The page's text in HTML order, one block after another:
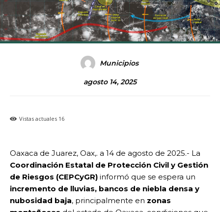
Municipios
agosto 14, 2025
Vistas actuales 16
Oaxaca de Juarez, Oax,. a 14 de agosto de 2025.- La
Coordinación Estatal de Protección Civil y Gestión
de Riesgos (CEPCyGR) informó que se espera un
incremento de lluvias, bancos de niebla densa y
nubosidad baja, principalmente en zonas